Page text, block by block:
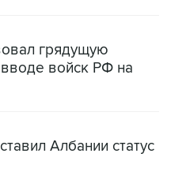
грядущую
войск РФ на
Албании статус